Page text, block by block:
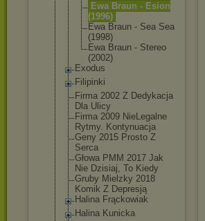
Ewa Braun - Esion
(1996)
Ewa Braun - Sea Sea
(1998)
Ewa Braun - Stereo
(2002)
Exodus
Filipinki
Firma 2002 Z Dedykacja
Dla Ulicy
Firma 2009 NieLegalne
Rytmy. Kontynuacja
Geny 2015 Prosto Z
Serca
Głowa PMM 2017 Jak
Nie Dzisiaj, To Kiedy
Gruby Mielzky 2018
Komik Z Depresją
Halina Frąckowiak
Halina Kunicka